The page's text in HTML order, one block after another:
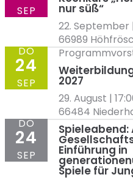
nur süß“
22. September
66989
SEP
2027
29. August |
66484
DO
24
SEP
Spieleabend:
Einführung in
Spiele für
DO
24
SEP